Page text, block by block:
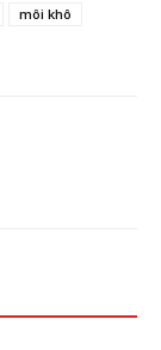
môi khô